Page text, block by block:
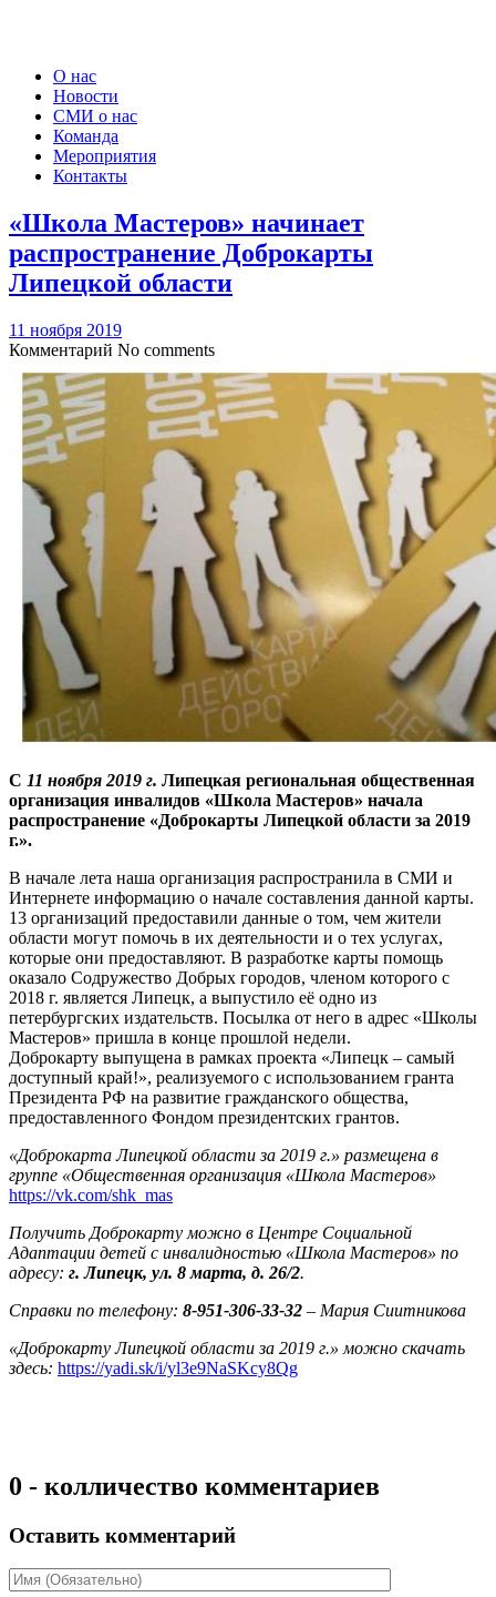
О нас
Новости
СМИ о нас
Команда
Мероприятия
Контакты
«Школа Мастеров» начинает
распространение Доброкарты
Липецкой области
11 ноября 2019
Комментарий No comments
С 11 ноября 2019 г. Липецкая региональная общественная
организация инвалидов «Школа Мастеров» начала
распространение «Доброкарты Липецкой области за 2019
г.».
В начале лета наша организация распространила в СМИ и
Интернете информацию о начале составления данной карты.
13 организаций предоставили данные о том, чем жители
области могут помочь в их деятельности и о тех услугах,
которые они предоставляют. В разработке карты помощь
оказало Содружество Добрых городов, членом которого с
2018 г. является Липецк, а выпустило её одно из
петербургских издательств. Посылка от него в адрес «Школы
Мастеров» пришла в конце прошлой недели.
Доброкарту выпущена в рамках проекта «Липецк – самый
доступный край!», реализуемого с использованием гранта
Президента РФ на развитие гражданского общества,
предоставленного Фондом президентских грантов.
«Доброкарта Липецкой области за 2019 г.» размещена в
группе «Общественная организация «Школа Мастеров»
https://vk.com/shk_mas
Получить Доброкарту можно в Центре Социальной
Адаптации детей с инвалидностью «Школа Мастеров» по
адресу: г. Липецк, ул. 8 марта, д. 26/2.
Справки по телефону: 8-951-306-33-32 – Мария Сиитникова
«Доброкарту Липецкой области за 2019 г.» можно скачать
здесь: https://yadi.sk/i/yl3e9NaSKcy8Qg
0 - колличество комментариев
Оставить комментарий